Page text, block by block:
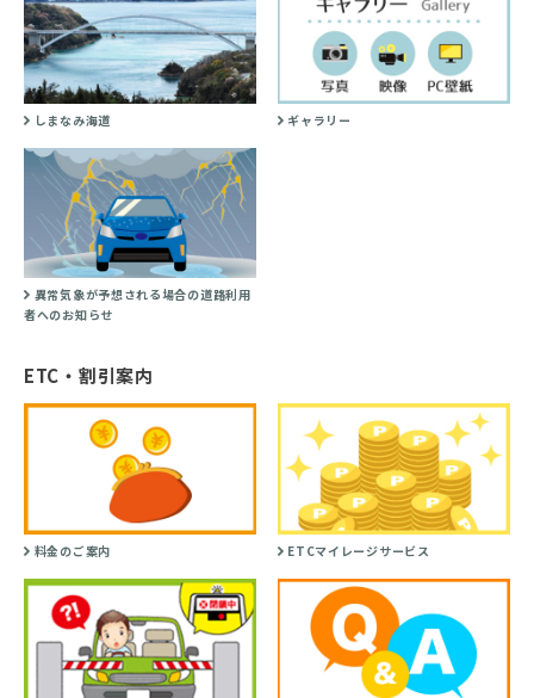
しまなみ海道 ギャラリー
異常気象が予想される場合の道路利用
者へのお知らせ
ETC・割引案内
料金のご案内 ETCマイレージサービス